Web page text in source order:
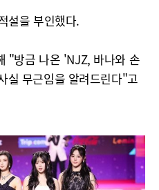
설을 부인했다.
"방금 나온 'NJZ, 바나와 손
실 무근임을 알려드린다"고